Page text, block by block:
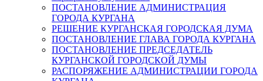
ПОСТАНОВЛЕНИЕ АДМИНИСТРАЦИЯ
ГОРОДА КУРГАНА
РЕШЕНИЕ КУРГАНСКАЯ ГОРОДСКАЯ ДУМА
ПОСТАНОВЛЕНИЕ ГЛАВА ГОРОДА КУРГАНА
ПОСТАНОВЛЕНИЕ ПРЕДСЕДАТЕЛЬ
КУРГАНСКОЙ ГОРОДСКОЙ ДУМЫ
РАСПОРЯЖЕНИЕ АДМИНИСТРАЦИИ ГОРОДА